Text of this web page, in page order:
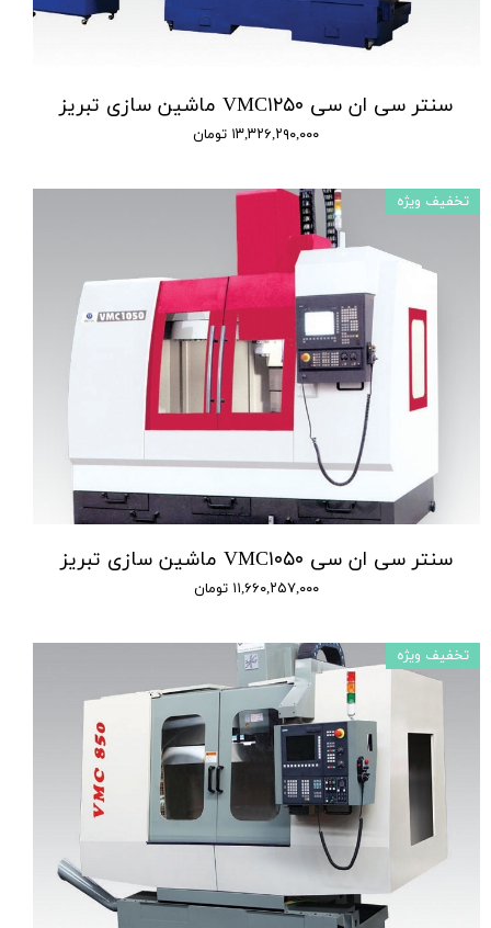
سنتر سی ان سی VMC۱۲۵۰ ماشین سازی تبریز
۱۳,۳۲۶,۲۹۰,۰۰۰ تومان
سنتر سی ان سی VMC۱۰۵۰ ماشین سازی تبریز
۱۱,۶۶۰,۲۵۷,۰۰۰ تومان
تخفیف ویژه
تخفیف ویژه